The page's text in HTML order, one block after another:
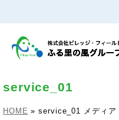
service_01
HOME » service_01 メディア